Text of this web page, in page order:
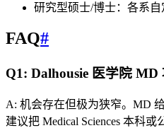
研究型硕士/博士：各系
FAQ#
Q1: Dalhousie 医学院 MD
A: 机会存在但极为狭窄。MD
建议把 Medical Sciences 本科或